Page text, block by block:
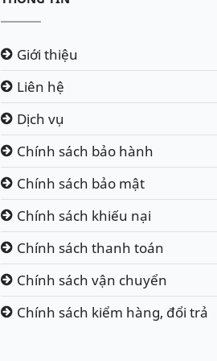
Giới thiệu
Liên hệ
Dịch vụ
Chính sách bảo hành
Chính sách bảo mật
Chính sách khiếu nại
Chính sách thanh toán
Chính sách vận chuyển
Chính sách kiểm hàng, đổi trả